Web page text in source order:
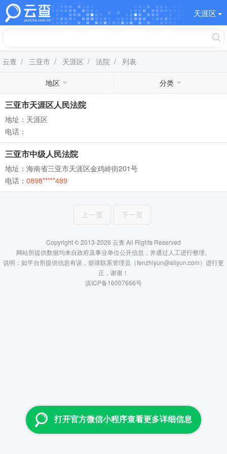
天涯区
云查 / 三亚市 / 天涯区 / 法院 / 列表
地区 分类
三亚市天涯区人民法院
地址：天涯区
电话：
三亚市中级人民法院
地址：海南省三亚市天涯区金鸡岭街201号
电话： 0898*****489
上一页 下一页
Copyright © 2013-2026 云查 All Rights Reserved
网站所提供数据均来自政府及事业单位公开信息，并通过人工进行整理。
说明：如平台所提供信息有误，烦请联系管理员（fenzhiyun@aliyun.com）进行更
正，谢谢！
滇ICP备16007666号
打开官方微信小程序查看更多详细信息